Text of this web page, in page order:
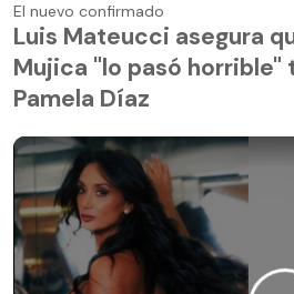
El nuevo confirmado
Luis Mateucci asegura
Mujica "lo pasó
Pamela Díaz